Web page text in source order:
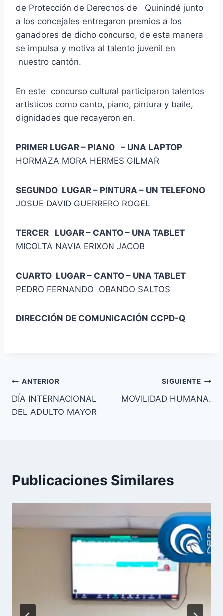
de Protección de Derechos de Quinindé junto
a los concejales entregaron premios a los
ganadores de dicho concurso, de esta manera
se impulsa y motiva al talento juvenil en
nuestro cantón.
En este concurso cultural participaron talentos
artísticos como canto, piano, pintura y baile,
dignidades que recayeron en.
PRIMER LUGAR – PIANO – UNA LAPTOP
HORMAZA MORA HERMES GILMAR
SEGUNDO LUGAR – PINTURA – UN TELEFONO
JOSUE DAVID GUERRERO ROGEL
TERCER LUGAR – CANTO – UNA TABLET
MICOLTA NAVIA ERIXON JACOB
CUARTO LUGAR – CANTO – UNA TABLET
PEDRO FERNANDO OBANDO SALTOS
DIRECCIÓN DE COMUNICACIÓN CCPD-Q
Navegación
de
ANTERIOR
DÍA INTERNACIONAL
DEL ADULTO MAYOR
SIGUIENTE
MOVILIDAD HUMANA.
Publicaciones Similares